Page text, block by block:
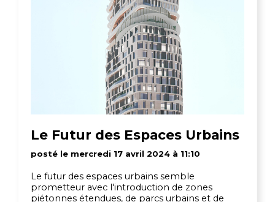
Le Futur des Espaces Urbains
posté le mercredi 17 avril 2024 à 11:10
Le futur des espaces urbains semble
prometteur avec l'introduction de zones
piétonnes étendues, de parcs urbains et de